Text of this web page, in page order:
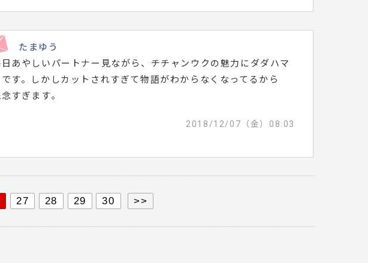
たまゆう
日あやしいパートナー見ながら、チチャンウクの魅力にダダハマ
です。しかしカットされすぎて物語がわからなくなってるから
すぎます。
2018/12/07（金）08:03
27 28 29 30 >>